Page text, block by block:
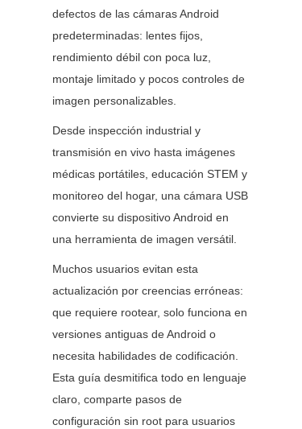
defectos de las cámaras Android
predeterminadas: lentes fijos,
rendimiento débil con poca luz,
montaje limitado y pocos controles de
imagen personalizables.
Desde inspección industrial y
transmisión en vivo hasta imágenes
médicas portátiles, educación STEM y
monitoreo del hogar, una cámara USB
convierte su dispositivo Android en
una herramienta de imagen versátil.
Muchos usuarios evitan esta
actualización por creencias erróneas:
que requiere rootear, solo funciona en
versiones antiguas de Android o
necesita habilidades de codificación.
Esta guía desmitifica todo en lenguaje
claro, comparte pasos de
configuración sin root para usuarios